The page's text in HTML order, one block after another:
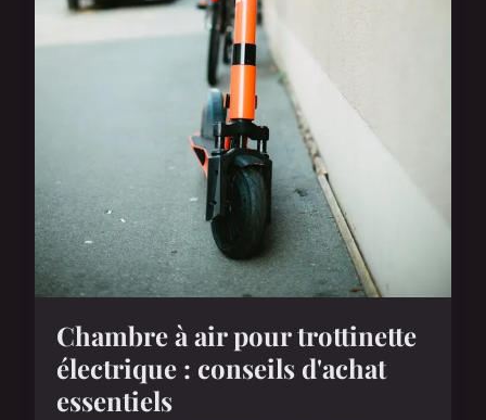
Chambre à air pour trottinette
électrique : conseils d'achat
essentiels